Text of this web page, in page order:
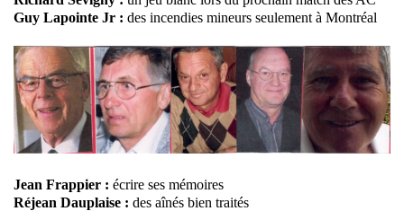
Guy Lapointe Jr : des incendies mineurs seulement à Montréal
Jean Frappier : écrire ses mémoires
Réjean Dauplaise : des aînés bien traités